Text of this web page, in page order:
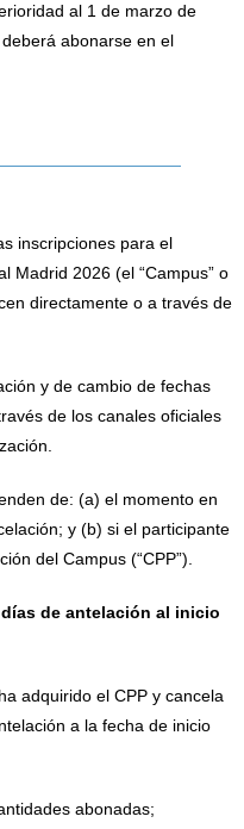
al 1 de marzo de
abonarse en el
inscripciones para el
Madrid 2026 (el “Campus” o
directamente o a través de
y de cambio de fechas
de los canales oficiales
de: (a) el momento en
y (b) si el participante
del Campus (“CPP”).
de antelación al inicio
adquirido el CPP y cancela
a la fecha de inicio
abonadas;